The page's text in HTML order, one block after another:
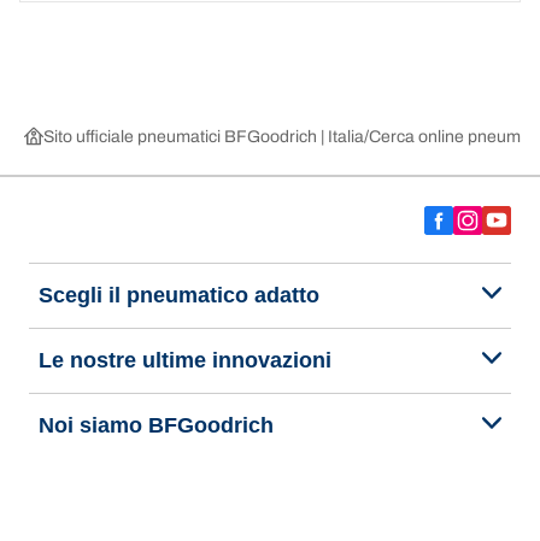
Sito ufficiale pneumatici BFGoodrich | Italia Cerca online
Scegli il pneumatico adatto
Le nostre ultime innovazioni
Noi siamo BFGoodrich